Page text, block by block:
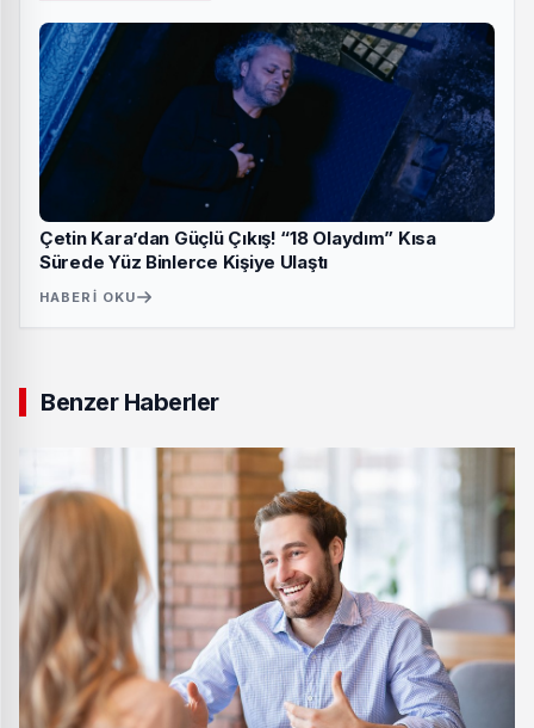
Çetin Kara’dan Güçlü Çıkış! “18 Olaydım” Kısa
Sürede Yüz Binlerce Kişiye Ulaştı
HABERI OKU
Benzer Haberler